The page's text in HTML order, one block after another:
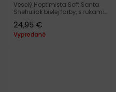
Veselý Hoptimista Soft Santa
Snehuliak bielej farby, s rukami
červenou čiapkou od dánskej
značky Hoptimist.
24,95 €
Vypredané